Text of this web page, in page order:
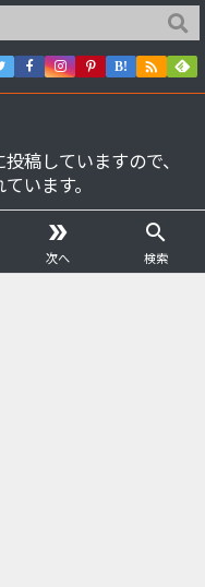
稿していますので、
います。

次へ

検索
B! 